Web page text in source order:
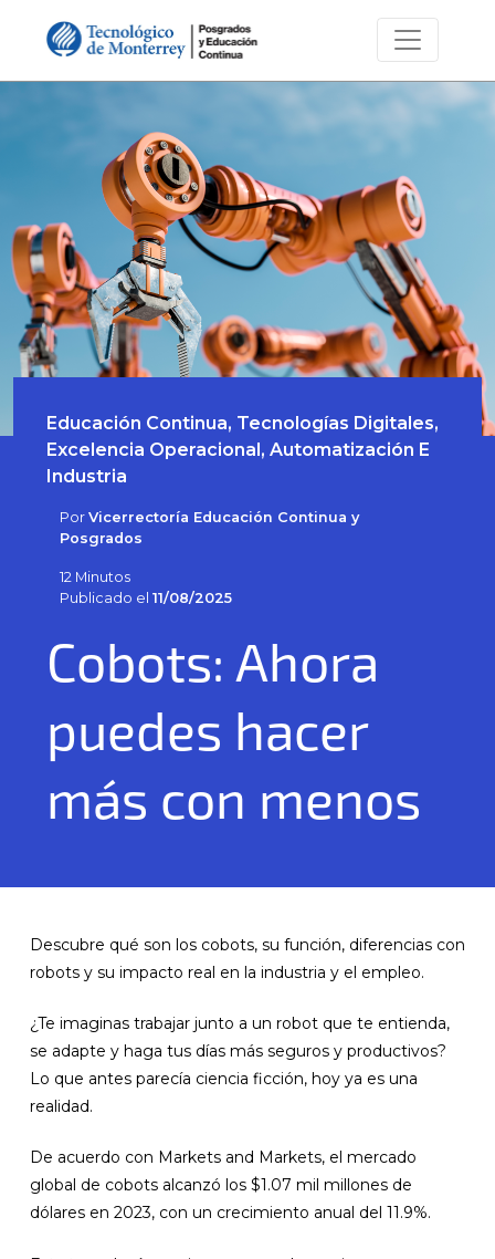
Educación Continua, Tecnologías Digitales,
Excelencia Operacional, Automatización E
Industria
Por Vicerrectoría Educación Continua y
Posgrados
12 Minutos
Publicado el 11/08/2025
Cobots: Ahora
puedes hacer
más con menos
Descubre qué son los cobots, su función, diferencias con
robots y su impacto real en la industria y el empleo.
¿Te imaginas trabajar junto a un robot que te entienda,
se adapte y haga tus días más seguros y productivos?
Lo que antes parecía ciencia ficción, hoy ya es una
realidad.
De acuerdo con Markets and Markets, el mercado
global de cobots alcanzó los $1.07 mil millones de
dólares en 2023, con un crecimiento anual del 11.9%.